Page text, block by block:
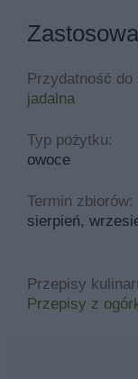
Przydatność do
jadalna
Typ pożytku:
owoce
Termin zbiorów:
sierpień,
Przepisy
Przepisy z